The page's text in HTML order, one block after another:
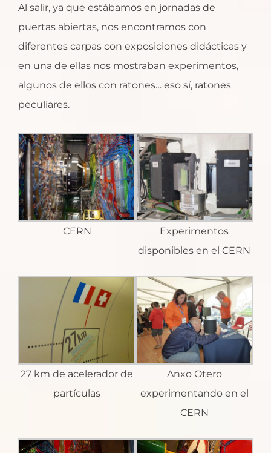
Al salir, ya que estábamos en jornadas de
puertas abiertas, nos encontramos con
diferentes carpas con exposiciones didácticas y
en una de ellas nos mostraban experimentos,
algunos de ellos con ratones… eso sí, ratones
peculiares.
CERN
Experimentos
disponibles en el CERN
27 km de acelerador de
partículas
Anxo Otero
experimentando en el
CERN